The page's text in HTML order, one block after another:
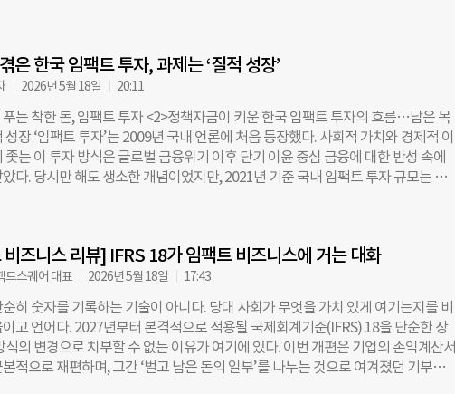
과정에서 AI가 서서히 지워가는 ‘인간적 맥락’을 보지 못하고 있다. 프리모템: 실패
뮬레이션하는 예방의 기술 임팩트스퀘어가 ‘AI 아포칼립스’ 연구를 시작한
히 전체 폐열의 절반 이상을 차지하는 100℃ 미만의 중저온 폐열 가운데, 40℃ 미
폐열은 회수가 까다롭고 승온 장치인 히트펌프가 필수적이다. 이러한 저온 폐열 활
성과 한계를 동시에 보여주는 사례가 데이터센터다. 하이퍼스케일 데이터센터는
열을 공급할 수 있는 수준의 에너지를 24시간 발생시키는 잠재적 열원이며, 북유
로 이미 상용화 사례도 존재한다. 그러나 국내에서는 데이터센터 폐열이 상업적
모 활용되는 사례를 찾아보기 어렵다. 최근 임팩트스퀘어 투자팀은 국내외 전문가
뷰를 통해 그 배경을 확인했다. 전문가들은 데이터센터가 훌륭한 열원이라는 점
있다”는 평가다. 그럼에도 현장에서 마주하는 결정적 장벽은 인프라 비용이다. 특
은 “핵심은 열을 수송하는 열수송관”이라며 “지하
은 한국 임팩트 투자, 과제는 ‘질적 성장’
2026년 5월 18일 20:11
는 착한 돈, 임팩트 투자 <2>정책자금이 키운 한국 임팩트 투자의 흐름…남은 목
성장 ‘임팩트 투자’는 2009년 국내 언론에 처음 등장했다. 사회적 가치와 경제적 이
좇는 이 투자 방식은 글로벌 금융위기 이후 단기 이윤 중심 금융에 대한 반성 속에
다. 당시만 해도 생소한 개념이었지만, 2021년 기준 국내 임팩트 투자 규모는 약
시작한 2013년부터 서서히 증가하다가 정책금융에 본격 편입된 2018년 395건을
년(166건) 대비 2배 이상 급증했다. 이듬해인 2019년에는 518건으로 증가했으
책 자금 축소 및 시장 한계와 맞물리며 점진적인 하락세를 보였다. ◇ “사회적기업
업이 먼저 주목한 임팩트 투자 한국에서 임팩트 투자를 대중에 알린 주체 중 하
다. 2013년 1월 최태원 SK 회장은 스위스 다보스포럼에서 “사회적기업이 제대로
위해서는 임팩트 투자가 활성화돼야 하고, 이를 위해서는 일반 대중도 쉽게 참여할
팩트 투자 플랫폼이 필요하다”고 이야기했다. 발언은 실제 투자로 이어졌다. SK그
비즈니스 리뷰] IFRS 18가 임팩트 비즈니스에 거는 대화
트스퀘어 대표 2026년 5월 18일 17:43
히 숫자를 기록하는 기술이 아니다. 당대 사회가 무엇을 가치 있게 여기는지를 비
고 언어다. 2027년부터 본격적으로 적용될 국제회계기준(IFRS) 18을 단순한 장
식의 변경으로 치부할 수 없는 이유가 여기에 있다. 이번 개편은 기업의 손익계산서
적으로 재편하며, 그간 ‘벌고 남은 돈의 일부’를 나누는 것으로 여겨졌던 기부금